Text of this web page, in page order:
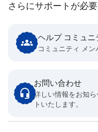
さらにサポートが必
ヘルプ コミュニ
コミュニティ メ
お問い合わせ
詳しい情報をお知
トいたします。